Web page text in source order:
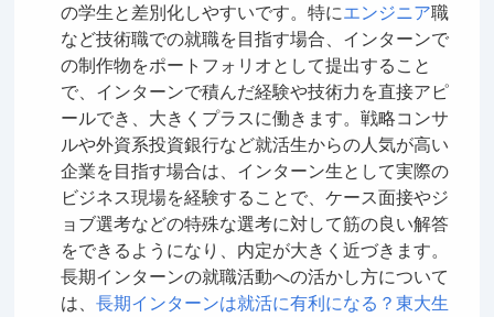
の学生と差別化しやすいです。特にエンジニア職
など技術職での就職を目指す場合、インターンで
の制作物をポートフォリオとして提出すること
で、インターンで積んだ経験や技術力を直接アピ
ールでき、大きくプラスに働きます。戦略コンサ
ルや外資系投資銀行など就活生からの人気が高い
企業を目指す場合は、インターン生として実際の
ビジネス現場を経験することで、ケース面接やジ
ョブ選考などの特殊な選考に対して筋の良い解答
をできるようになり、内定が大きく近づきます。
長期インターンの就職活動への活かし方について
は、 長期インターンは就活に有利になる？東大生